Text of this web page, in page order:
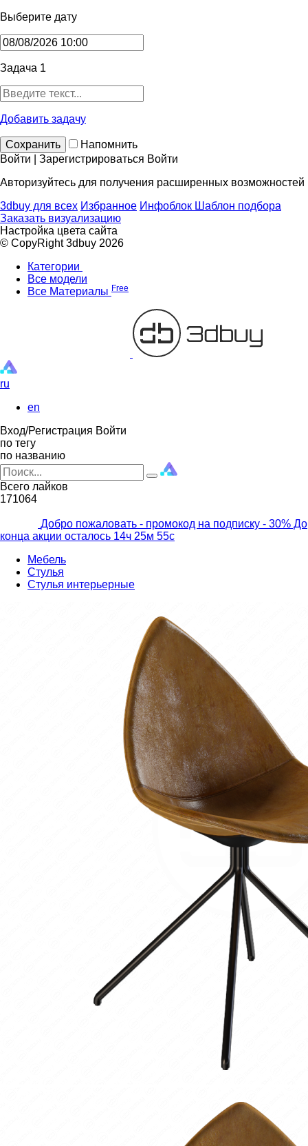
Выберите дату
Задача 1
Добавить задачу
Сохранить
Напомнить
Войти | Зарегистрироваться Войти
Авторизуйтесь для получения расширенных возможностей
3dbuy для всех Избранное Инфоблок Шаблон подбора
Заказать визуализацию
Настройка цвета сайта
© CopyRight 3dbuy 2026
Категории
Все модели
Все Материалы Free
ru
en
Вход/Регистрация Войти
по тегу
по названию
Всего лайков
171064
Добро пожаловать - промокод на подписку - 30% До
конца акции осталось 14ч 25м 53с
Мебель
Стулья
Стулья интерьерные